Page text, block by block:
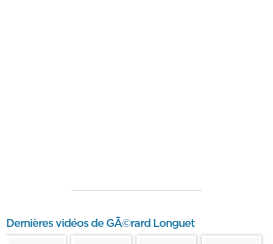
Dernières vidéos de GÃ©rard Longuet